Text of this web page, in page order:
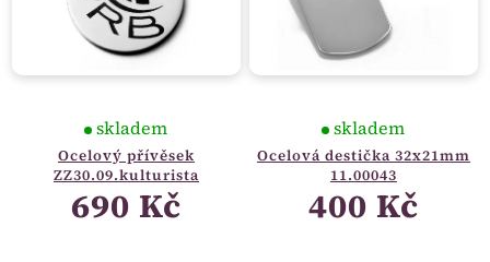
Ocelový přívěsek
ZZ30.09.kulturista
skladem
690 Kč
Ocelová destička 32x21mm
11.00043
skladem
400 Kč